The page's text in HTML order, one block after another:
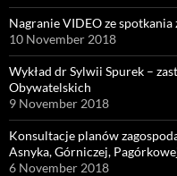
Nagranie VIDEO ze
10 November 2018
Wykład dr Sylwii Spurek –
Obywatelskich
9 November 2018
Konsultacje planów
Asnyka, Górniczej,
6 November 2018